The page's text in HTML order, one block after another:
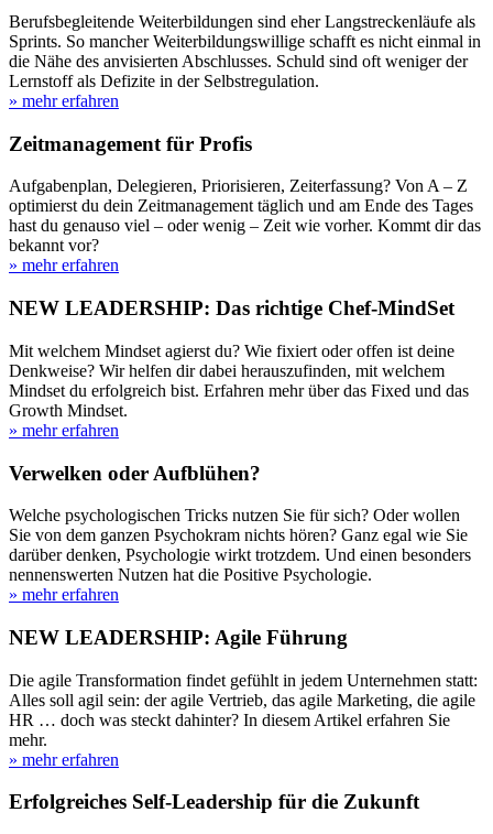
Berufsbegleitende Weiterbildungen sind eher Langstreckenläufe als
Sprints. So mancher Weiterbildungswillige schafft es nicht einmal in
die Nähe des anvisierten Abschlusses. Schuld sind oft weniger der
Lernstoff als Defizite in der Selbstregulation.
» mehr erfahren
Zeitmanagement für Profis
Aufgabenplan, Delegieren, Priorisieren, Zeiterfassung? Von A – Z
optimierst du dein Zeitmanagement täglich und am Ende des Tages
hast du genauso viel – oder wenig – Zeit wie vorher. Kommt dir das
bekannt vor?
» mehr erfahren
NEW LEADERSHIP: Das richtige Chef-MindSet
Mit welchem Mindset agierst du? Wie fixiert oder offen ist deine
Denkweise? Wir helfen dir dabei herauszufinden, mit welchem
Mindset du erfolgreich bist. Erfahren mehr über das Fixed und das
Growth Mindset.
» mehr erfahren
Verwelken oder Aufblühen?
Welche psychologischen Tricks nutzen Sie für sich? Oder wollen
Sie von dem ganzen Psychokram nichts hören? Ganz egal wie Sie
darüber denken, Psychologie wirkt trotzdem. Und einen besonders
nennenswerten Nutzen hat die Positive Psychologie.
» mehr erfahren
NEW LEADERSHIP: Agile Führung
Die agile Transformation findet gefühlt in jedem Unternehmen statt:
Alles soll agil sein: der agile Vertrieb, das agile Marketing, die agile
HR … doch was steckt dahinter? In diesem Artikel erfahren Sie
mehr.
» mehr erfahren
Erfolgreiches Self-Leadership für die Zukunft